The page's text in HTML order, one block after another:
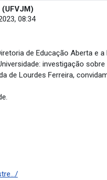
(UFVJM)
08:34
de Educação Aberta e
investigação
de Lourdes Ferreira,